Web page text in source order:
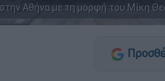
στην Αθήνα με τη μορφή του Μίκη